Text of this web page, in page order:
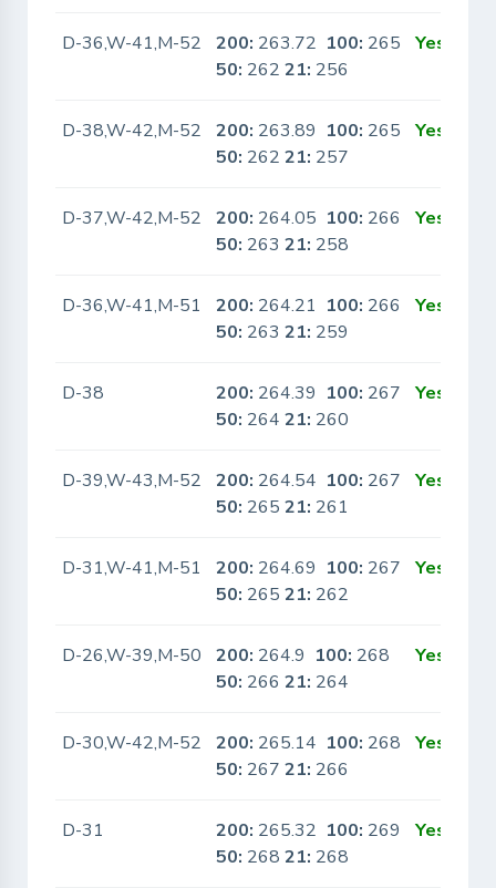
D-36,W-41,M-52 200: 263.72 100: 265
50: 26221: 256
Yes
D-38,W-42,M-52 200: 263.89 100: 265
50: 26221: 257
Yes
D-37,W-42,M-52 200: 264.05 100: 266
50: 26321: 258
Yes
D-36,W-41,M-51 200: 264.21 100: 266
50: 26321: 259
Yes
D-38 200: 264.39 100: 267
50: 26421: 260
Yes
D-39,W-43,M-52 200: 264.54 100: 267
50: 26521: 261
Yes
D-31,W-41,M-51 200: 264.69 100: 267
50: 26521: 262
Yes
D-26,W-39,M-50 200: 264.9 100: 268
50: 26621: 264
Yes
D-30,W-42,M-52 200: 265.14 100: 268
50: 26721: 266
Yes
D-31 200: 265.32 100: 269
50: 26821: 268
Yes